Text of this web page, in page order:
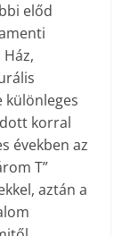
előd
különleges
korral
években az
T”
aztán a